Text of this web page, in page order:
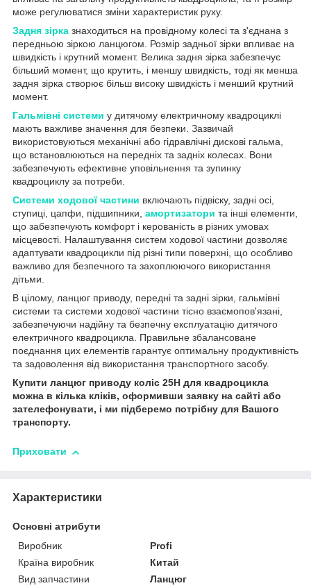
може регулюватися зміни характеристик руху.
Задня зірка знаходиться на провідному колесі та з'єднана з
передньою зіркою ланцюгом. Розмір задньої зірки впливає на
швидкість і крутний момент. Велика задня зірка забезпечує
більший момент, що крутить, і меншу швидкість, тоді як менша
задня зірка створює більш високу швидкість і менший крутний
момент.
Гальмівні системи у дитячому електричному квадроциклі
мають важливе значення для безпеки. Зазвичай
використовуються механічні або гідравлічні дискові гальма,
що встановлюються на передніх та задніх колесах. Вони
забезпечують ефективне уповільнення та зупинку
квадроциклу за потреби.
Системи ходової частини включають підвіску, задні осі,
ступиці, цапфи, підшипники, амортизатори та інші елементи,
що забезпечують комфорт і керованість в різних умовах
місцевості. Налаштування систем ходової частини дозволяє
адаптувати квадроцикли під різні типи поверхні, що особливо
важливо для безпечного та захоплюючого використання
дітьми.
В цілому, ланцюг приводу, передні та задні зірки, гальмівні
системи та системи ходової частини тісно взаємопов'язані,
забезпечуючи надійну та безпечну експлуатацію дитячого
електричного квадроцикла. Правильне збалансоване
поєднання цих елементів гарантує оптимальну продуктивність
та задоволення від використання транспортного засобу.
Купити ланцюг приводу коліс 25H для квадроцикла
можна в кілька кліків, оформивши заявку на сайті або
зателефонувати, і ми підберемо потрібну для Вашого
транспорту.
Приховати
Характеристики
Основні атрибути
Виробник
Profi
Країна виробник
Китай
Вид запчастини
Ланцюг